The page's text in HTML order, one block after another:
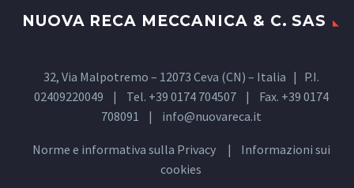
NUOVA RECA MECCANICA & C. SAS
32, Via Malpotremo – 12073 Ceva (CN) – Italia | P.I.
02409220049 | Tel. +39 0174 704507 | Fax. +39 0174
708091 | info@nuovareca.it
Norme e informativa sulla Privacy| Informazioni sui
cookies